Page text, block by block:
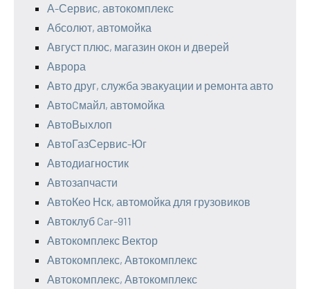
А-Сервис, автокомплекс
Абсолют, автомойка
Август плюс, магазин окон и дверей
Аврора
Авто друг, служба эвакуации и ремонта авто
АвтоCмайл, автомойка
АвтоВыхлоп
АвтоГазСервис-Юг
Автодиагностик
Автозапчасти
АвтоКео Нск, автомойка для грузовиков
Автоклуб Car-911
Автокомплекс Вектор
Автокомплекс, Автокомплекс
Автокомплекс, Автокомплекс